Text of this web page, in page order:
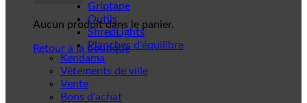
Aucun produit dans le panier.
Retour à la boutique
Griptape
Outils
ShredLights
Planches d'équilibre
Kendama
Vêtements de ville
Vente
Bons d'achat